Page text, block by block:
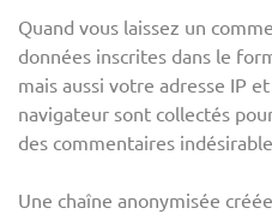
Quand vous laissez un
données inscrites dans le
mais aussi votre adresse IP
navigateur sont collectés
des commentaires
Une chaîne anonymisée